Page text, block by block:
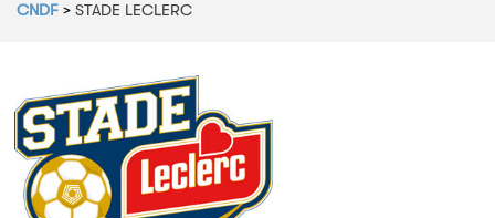
CNDF > STADE LECLERC